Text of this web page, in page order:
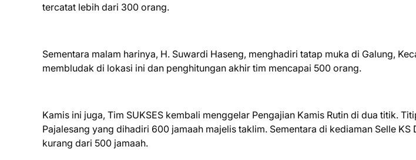
tercatat lebih dari 300 orang.
Sementara malam harinya, H. Suwardi Haseng, menghadiri tatap muka di Galung,
membludak di lokasi ini dan penghitungan akhir tim mencapai 500 orang.
Kamis ini juga, Tim SUKSES kembali menggelar Pengajian Kamis Rutin di dua titik.
Pajalesang yang dihadiri 600 jamaah majelis taklim. Sementara di kediaman Selle
kurang dari 500 jamaah.